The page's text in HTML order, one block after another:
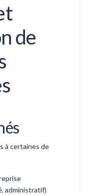
de
à certaines de
administratif)